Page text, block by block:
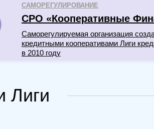
Саморегулируемая организация
кредитными кооперативами Лиги
в 2010 году
СРО «Кооперативные
САМОРЕГУЛИРОВАНИЕ
Лиги